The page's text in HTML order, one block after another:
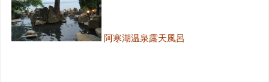
阿寒湖温泉露天風呂